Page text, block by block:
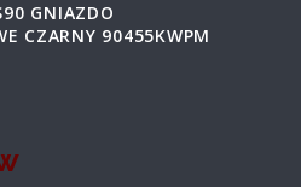
GNIAZDO
CZARNY 90455KWPM